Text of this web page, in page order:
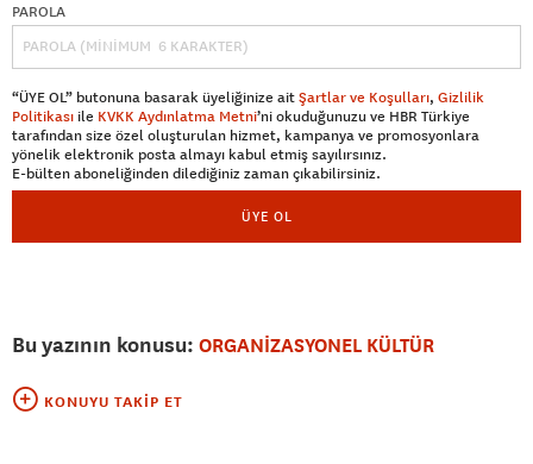
PAROLA
“ÜYE OL” butonuna basarak üyeliğinize aitŞartlar ve Koşulları, Gizlilik
Politikası ile KVKK Aydınlatma Metni’ni okuduğunuzu ve HBR Türkiye
tarafından size özel oluşturulan hizmet, kampanya ve promosyonlara
yönelik elektronik posta almayı kabul etmiş sayılırsınız.
E-bülten aboneliğinden dilediğiniz zaman çıkabilirsiniz.
ÜYE OL
Bu yazının konusu: ORGANİZASYONEL KÜLTÜR
KONUYU TAKIP ET